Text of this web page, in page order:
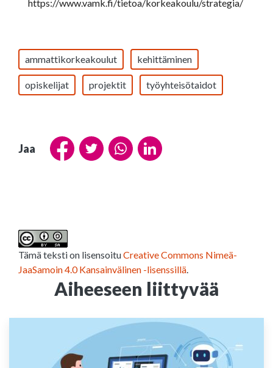
https://www.vamk.fi/tietoa/korkeakoulu/strategia/
ammattikorkeakoulut kehittäminen
opiskelijat projektit työyhteisötaidot
Jaa
Tämä teksti on lisensoituCreative Commons Nimeä-
JaaSamoin 4.0 Kansainvälinen -lisenssillä
Aiheeseen liittyvää